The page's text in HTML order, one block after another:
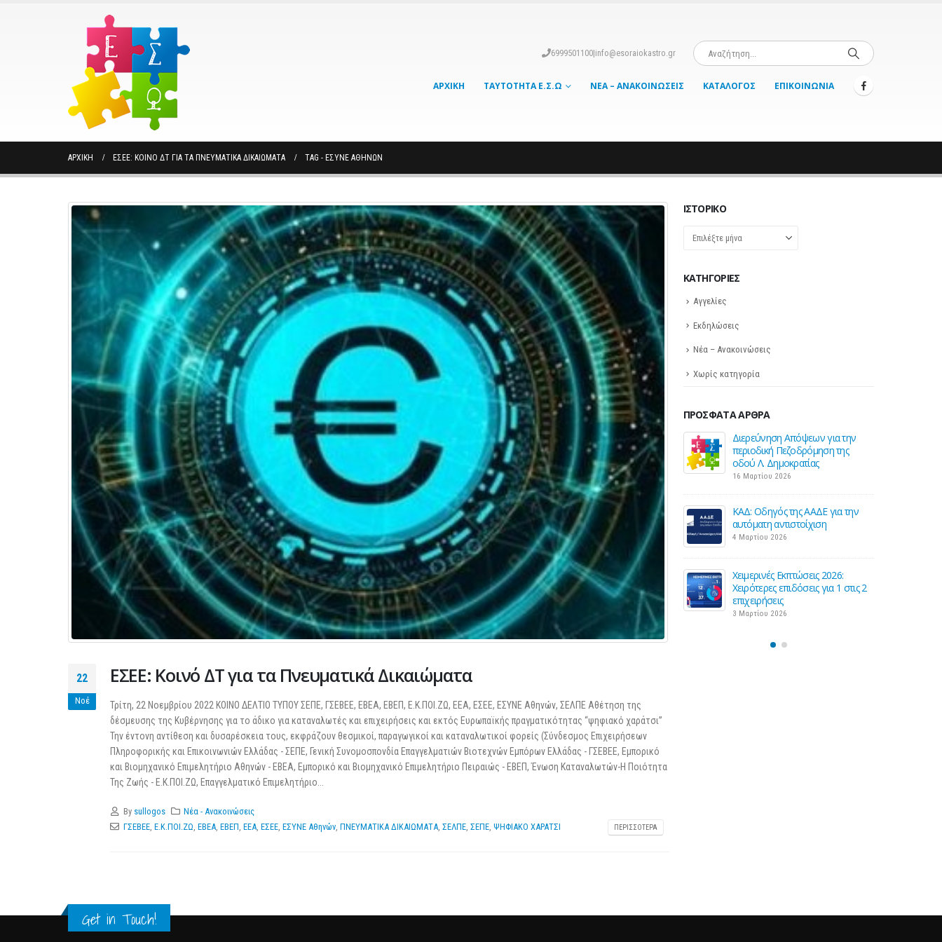
6999501100|info@esoraiokastro.gr
ΑΡΧΙΚΉ ΤΑΥΤΌΤΗΤΑ Ε.Σ.Ω ΝΈΑ – ΑΝΑΚΟΙΝΏΣΕΙΣ ΚΑΤΆΛΟΓΟΣ ΕΠΙΚΟΙΝΩΝΊΑ
ΑΡΧΙΚΉ ΕΣΕΕ: ΚΟΙΝΌ ΔΤ ΓΙΑ ΤΑ ΠΝΕΥΜΑΤΙΚΆ ΔΙΚΑΙΏΜΑΤΑ TAG - ΕΣΥΝΕ ΑΘΗΝΏΝ
22
Νοέ
ΕΣΕΕ: Κοινό ΔΤ για τα Πνευματικά Δικαιώματα
Τρίτη, 22 Νοεμβρίου 2022 ΚΟΙΝΟ ΔΕΛΤΙΟ ΤΥΠΟΥ ΣΕΠΕ, ΓΣΕΒΕΕ, ΕΒΕΑ, ΕΒΕΠ, Ε.Κ.ΠΟΙ.ΖΩ, ΕΕΑ, ΕΣΕΕ, ΕΣΥΝΕ Αθηνών, ΣΕΛΠΕ Αθέτηση της
δέσμευσης της Κυβέρνησης για το άδικο για καταναλωτές και επιχειρήσεις και εκτός Ευρωπαϊκής πραγματικότητας “ψηφιακό χαράτσι”
Την έντονη αντίθεση και δυσαρέσκεια τους, εκφράζουν θεσμικοί, παραγωγικοί και καταναλωτικοί φορείς (Σύνδεσμος Επιχειρήσεων
Πληροφορικής και Επικοινωνιών Ελλάδας - ΣΕΠΕ, Γενική Συνομοσπονδία Επαγγελματιών Βιοτεχνών Εμπόρων Ελλάδας - ΓΣΕΒΕΕ, Εμπορικό
και Βιομηχανικό Επιμελητήριο Αθηνών - ΕΒΕΑ, Εμπορικό και Βιομηχανικό Επιμελητήριο Πειραιώς - ΕΒΕΠ, Ένωση Καταναλωτών-Η Ποιότητα
Της Ζωής - Ε.Κ.ΠΟΙ.ΖΩ, Επαγγελματικό Επιμελητήριο...
By sullogos
Νέα - Ανακοινώσεις
ΓΣΕΒΕΕ, Ε.Κ.ΠΟΙ.ΖΩ, ΕΒΕΑ, ΕΒΕΠ, ΕΕΑ, ΕΣΕΕ, ΕΣΥΝΕ Αθηνών, ΠΝΕΥΜΑΤΙΚΑ ΔΙΚΑΙΩΜΑΤΑ, ΣΕΛΠΕ, ΣΕΠΕ, ΨΗΦΙΑΚΟ ΧΑΡΑΤΣΙ ΠΕΡΙΣΣΌΤΕΡΑ
ΙΣΤΟΡΙΚΌ
Ιστορικό
KΑΤΗΓΟΡΊΕΣ
Αγγελίες
Εκδηλώσεις
Νέα – Ανακοινώσεις
Χωρίς κατηγορία
ΠΡΌΣΦΑΤΑ ΆΡΘΡΑ
Διερεύνηση Απόψεων για την
περιοδική Πεζοδρόμηση της
οδού Λ. Δημοκρατίας
16 Μαρτίου 2026
ΚΑΔ: Οδηγός της ΑΑΔΕ για την
αυτόματη αντιστοίχιση
4 Μαρτίου 2026
Χειμερινές Εκπτώσεις 2026:
Χειρότερες επιδόσεις για 1 στις 2
επιχειρήσεις
3 Μαρτίου 2026
Σε λειτουργία το νέο Helpdesk της
ΕΣΕΕ με κορυφαίους επιστήμονες
για την υποστήριξη των
εμπορικών επιχειρήσεων
27 Φεβρουαρίου 2026
Παράταση της υποχρεωτικής
έναρξης της ηλεκτρονικής
τιμολόγησης
26 Φεβρουαρίου 2026
Προς μείωση της προκαταβολής
φόρου για επαγγελματίες και
επιχειρήσεις
25 Φεβρουαρίου 2026
Διερεύνηση Απόψεων για την
περιοδική Πεζοδρόμηση της
οδού Λ. Δημοκρατίας
16 Μαρτίου 2026
ΚΑΔ: Οδηγός της ΑΑΔΕ για την
αυτόματη αντιστοίχιση
4 Μαρτίου 2026
Χειμερινές Εκπτώσεις 2026:
Χειρότερες επιδόσεις για 1 στις 2
επιχειρήσεις
Σε λειτουργία το νέο Helpdesk της
ΕΣΕΕ με κορυφαίους επιστήμονες
για την υποστήριξη των
εμπορικών επιχειρήσεων
Παράταση της υποχρεωτικής
έναρξης της ηλεκτρονικής
Προς μείωση της προκαταβολής
φόρου για επαγγελματίες και
Get in Touch!